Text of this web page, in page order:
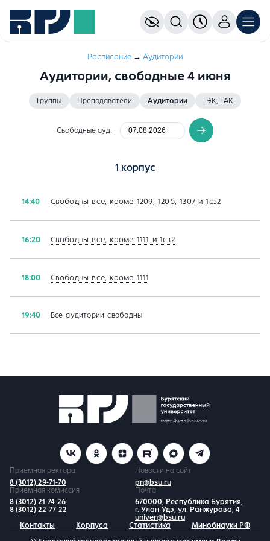
Расписание → Aудитории
Аудитории, свободные 4 июня
Группы Преподаватели Аудитории ГЭК, ГАК
Свободные ауд.
1 корпус
14:40 Свободны все, кроме 1209, 120б, 1307 и 1сз2
16:20 Свободны все, кроме 1111 и 1сз2
18:00 Свободны все, кроме 1111
19:40 Все аудитории свободны
Приемная ректора
8 (3012) 29-71-70
Новости на сайт
pr@bsu.ru
Приемная комиссия
8 (3012) 21-74-26
8 (3012) 22-77-22
Почта
670000, Республика Бурятия,
г. Улан-Удэ, ул. Ранжурова, 4
univer@bsu.ru
Контакты
Корпуса Статистика Минобнауки РФ